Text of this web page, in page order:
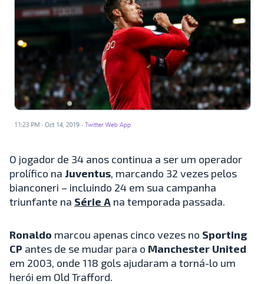
O jogador de 34 anos continua a ser um operador
prolífico na Juventus, marcando 32 vezes pelos
bianconeri – incluindo 24 em sua campanha
triunfante na Série A na temporada passada.
Ronaldo marcou apenas cinco vezes no Sporting
CP antes de se mudar para o Manchester United
em 2003, onde 118 gols ajudaram a torná-lo um
herói em Old Trafford.